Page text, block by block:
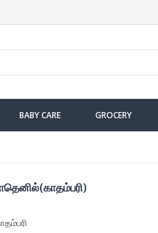
BABY CARE GROCERY